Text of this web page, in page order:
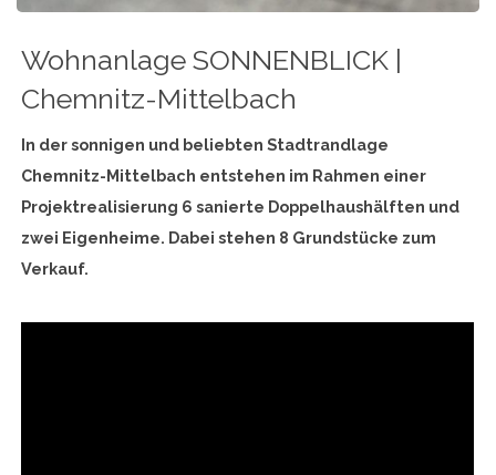
Wohnanlage SONNENBLICK |
Chemnitz-Mittelbach
In der sonnigen und beliebten Stadtrandlage
Chemnitz-Mittelbach entstehen im Rahmen einer
Projektrealisierung 6 sanierte Doppelhaushälften und
zwei Eigenheime. Dabei stehen 8 Grundstücke zum
Verkauf.